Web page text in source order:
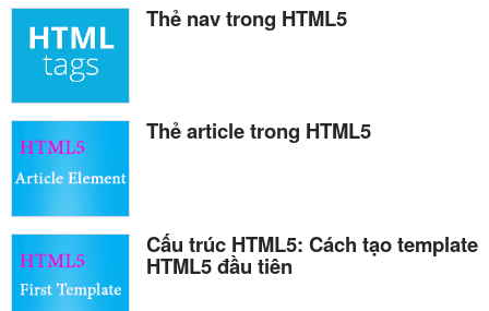
Thẻ nav trong HTML5
Thẻ article trong HTML5
Cấu trúc HTML5: Cách tạo template
HTML5 đầu tiên